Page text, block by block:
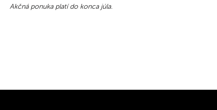
Akčná ponuka platí do konca júla.